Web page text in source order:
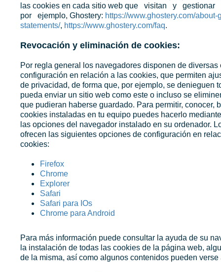
las cookies en cada sitio web que visitan y
por ejemplo, Ghostery: https://www.ghostery.com/
statements/, https://www.ghostery.com/faq.
Revocación y eliminación de cookies:
Por regla general los navegadores disponen de diversas
configuración en relación a las cookies, que permiten
de privacidad, de forma que, por ejemplo, se denieguen
pueda enviar un sitio web como este o incluso se
que pudieran haberse guardado. Para permitir, conocer,
cookies instaladas en tu equipo puedes hacerlo
las opciones del navegador instalado en su ordenador.
ofrecen las siguientes opciones de configuración en
cookies:
Firefox
Chrome
Explorer
Safari
Safari para IOs
Chrome para Android
Para más información puede consultar la ayuda de su
la instalación de todas las cookies de la página web,
de la misma, así como algunos contenidos pueden verse